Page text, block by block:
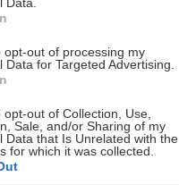
opt-out of processing my
Data for Targeted Advertising.
opt-out of Collection, Use,
Sale, and/or Sharing of my
Data that Is Unrelated with the
for which it was collected.